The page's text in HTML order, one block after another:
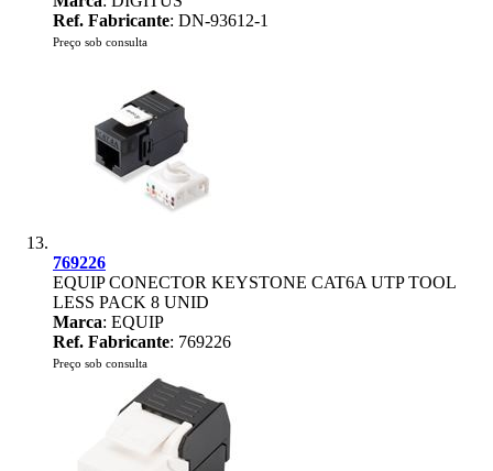
Ref. Fabricante: DN-93612-1
Preço sob consulta
769226
EQUIP CONECTOR KEYSTONE CAT6A UTP TOOL
LESS PACK 8 UNID
Marca: EQUIP
Ref. Fabricante: 769226
Preço sob consulta